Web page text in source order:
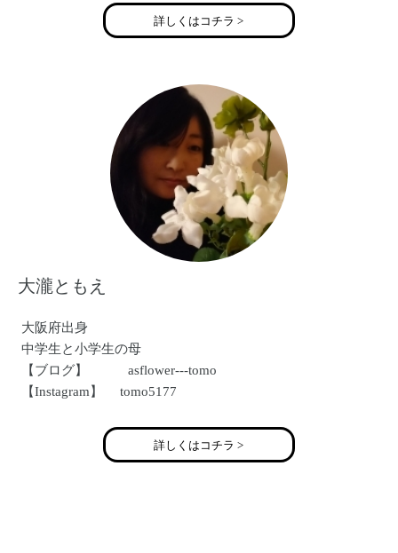
現在、メイクカラーアナリスト(R)としても活動
http://www.joyful-angels.com/
詳しくはコチラ >
大瀧ともえ
大阪府出身
中学生と小学生の母
【ブログ】 asflower---tomo
【Instagram】 tomo5177
詳しくはコチラ >